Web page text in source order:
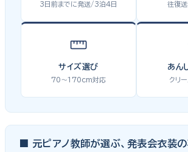
3日前までに発送/3泊4日 往復
サイズ選び
70〜170cm対応
あん
クリ
■ 元ピアノ教師が選ぶ、発表会衣装